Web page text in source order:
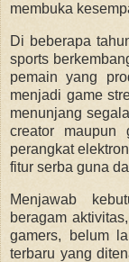
membuka
Di beberapa
sports
pemain yang
menjadi game
menunjang
creator maupun
perangkat
fitur serba guna
Menjawab
beragam
gamers, belum
terbaru yang